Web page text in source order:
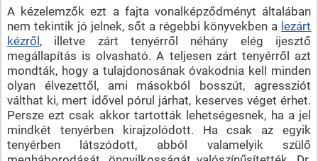
A kézelemzők ezt a fajta vonalképződményt általában
nem tekintik jó jelnek, sőt a régebbi könyvekben a lezárt
kézről, illetve zárt tenyérről néhány elég ijesztő
megállapítás is olvasható. A teljesen zárt tenyérről azt
mondták, hogy a tulajdonosának óvakodnia kell minden
olyan élvezettől, ami másokból bosszút, agressziót
válthat ki, mert idővel pórul járhat, keserves véget érhet.
Persze ezt csak akkor tartották lehetségesnek, ha a jel
mindkét tenyérben kirajzolódott. Ha csak az egyik
tenyérben látszódott, abból valamelyik szülő